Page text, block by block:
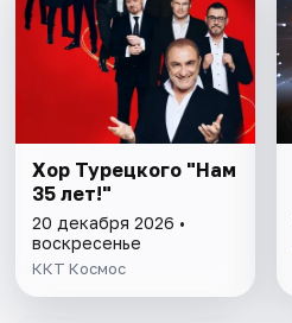
Хор Турецкого "Нам
35 лет!"
20 декабря 2026 •
воскресенье
ККТ Космос